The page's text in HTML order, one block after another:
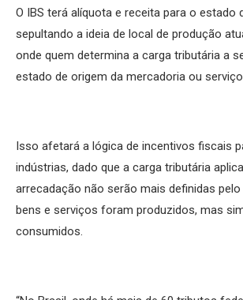
O IBS terá alíquota e receita para o estado
sepultando a ideia de local de produção
onde quem determina a carga tributária a
estado de origem da mercadoria ou
Isso afetará a lógica de incentivos fiscais
indústrias, dado que a carga tributária
arrecadação não serão mais definidas
bens e serviços foram produzidos, mas
consumidos.